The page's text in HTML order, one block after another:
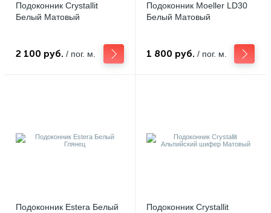
Подоконник Crystallit
Белый Матовый
2 100 руб. / пог. м.
Подоконник Moeller LD30
Белый Матовый
1 800 руб. / пог. м.
Подоконник Estera Белый
Подоконник Crystallit